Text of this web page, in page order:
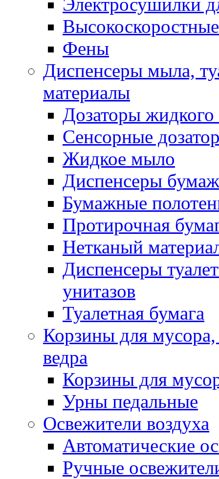
Фены
Диспенсеры мыла,
материалы
Дозаторы
Сенсорные
Жидкое мыло
Диспенсеры
Бумажные
Протирочная
Нетканый
Диспенсеры
унитазов
Туалетная бумага
Корзины для
ведра
Корзины для
Урны педальные
Освежители воздуха
Автоматические
Ручные